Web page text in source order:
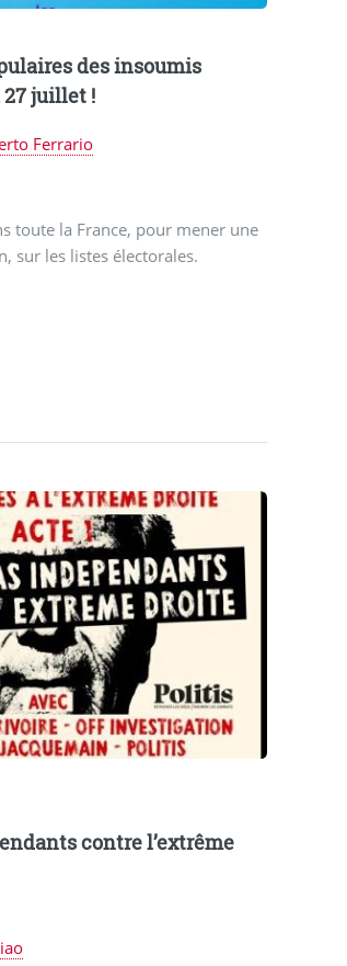
des insoumis
27 juillet !
Ferrario
toute la France, pour mener une
sur les listes électorales.
contre l’extrême